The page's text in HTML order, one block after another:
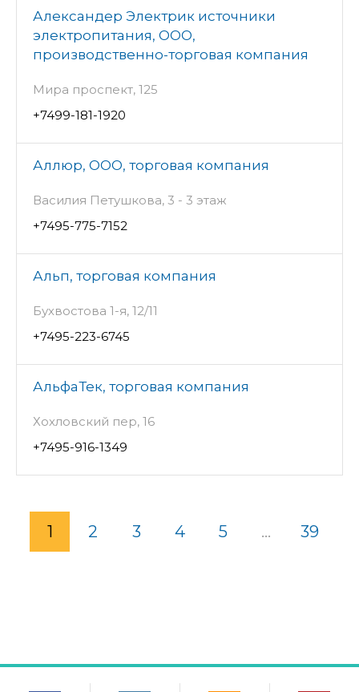
Александер Электрик источники
электропитания, ООО,
производственно-торговая компания
Мира проспект, 125
+7499-181-1920
Аллюр, ООО, торговая компания
Василия Петушкова, 3 - 3 этаж
+7495-775-7152
Альп, торговая компания
Бухвостова 1-я, 12/11
+7495-223-6745
АльфаТек, торговая компания
Хохловский пер, 16
+7495-916-1349
1 2 3 4 5 ... 39